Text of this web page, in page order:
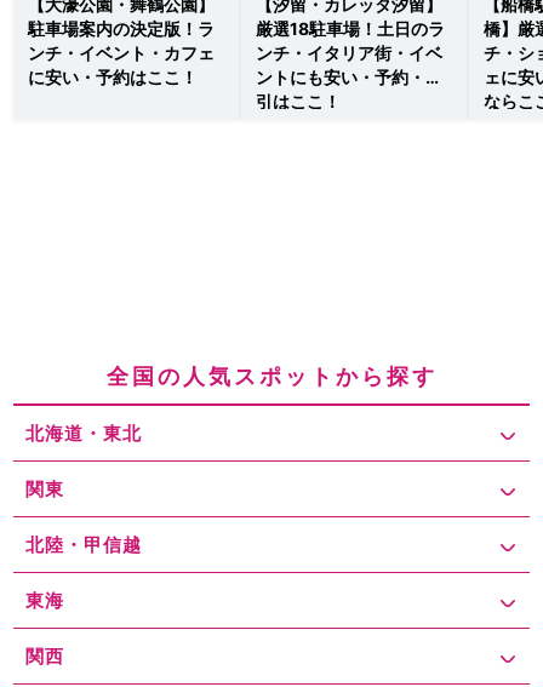
【大濠公園・舞鶴公園】
駐車場案内の決定版！ラ
ンチ・イベント・カフェ
に安い・予約はここ！
【汐留・カレッタ汐留】
厳選18駐車場！土日のラ
ンチ・イタリア街・イベ
ントにも安い・予約・割
引はここ！
【船
橋】厳
チ・シ
ェに安
ならこ
全国の人気スポットから探す
北海道・東北
関東
北陸・甲信越
東海
関西